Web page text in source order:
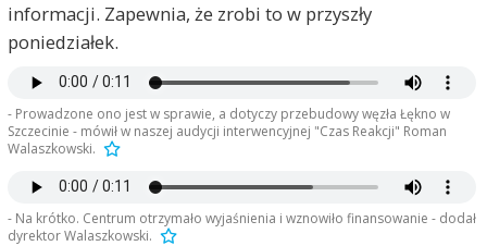
informacji. Zapewnia, że zrobi to w przyszły
poniedziałek.
- Prowadzone ono jest w sprawie, a dotyczy przebudowy węzła Łękno w
Szczecinie - mówił w naszej audycji interwencyjnej "Czas Reakcji" Roman
Walaszkowski.
- Na krótko. Centrum otrzymało wyjaśnienia i wznowiło finansowanie - dodał
dyrektor Walaszkowski.